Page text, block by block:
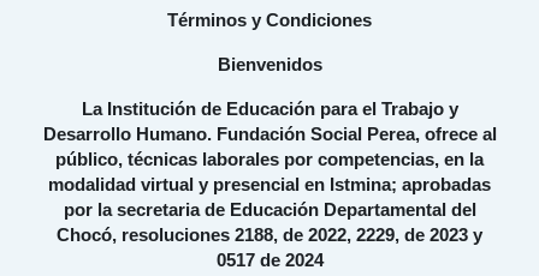
Términos y Condiciones
Bienvenidos
La Institución de Educación para el Trabajo y
Desarrollo Humano. Fundación Social Perea, ofrece al
público, técnicas laborales por competencias, en la
modalidad virtual y presencial en Istmina; aprobadas
por la secretaria de Educación Departamental del
Chocó, resoluciones 2188, de 2022, 2229, de 2023 y
0517 de 2024